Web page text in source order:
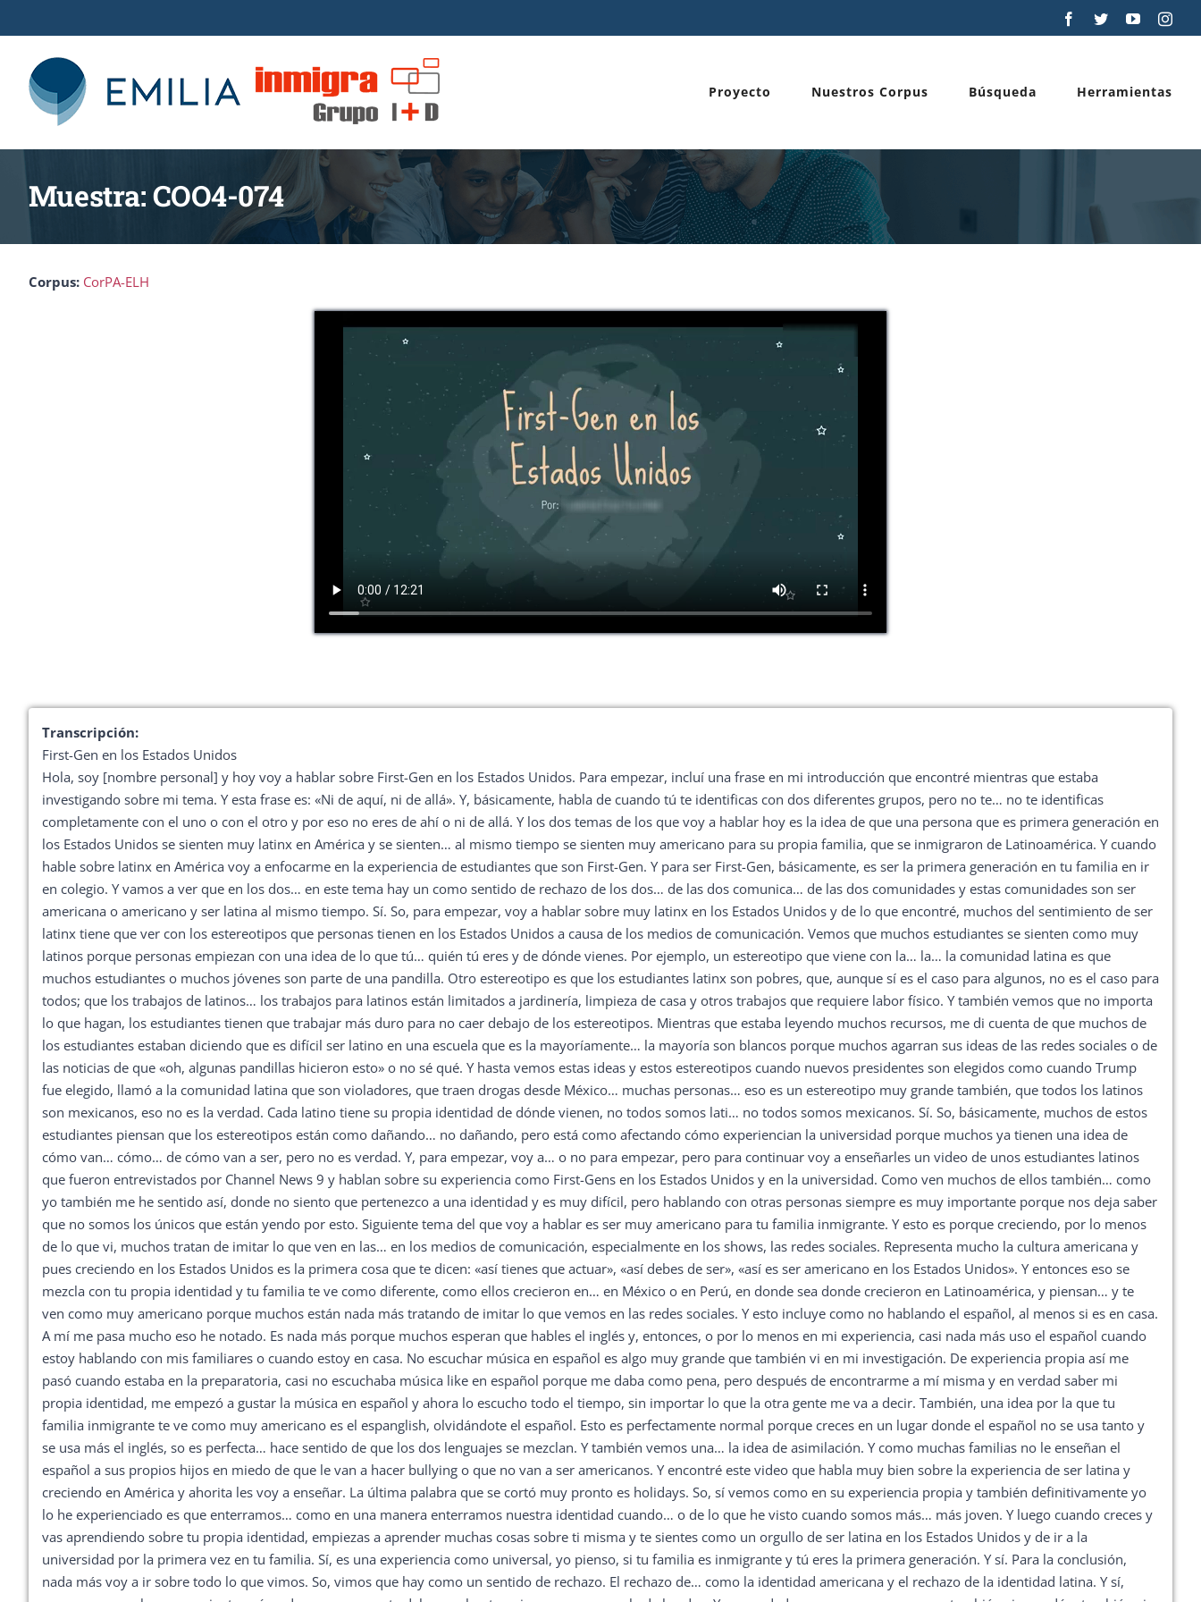
al
contenido
Facebook
TwitterYouTube
Proyecto Nuestros Corpus Búsqueda Herramientas
Muestra: COO4-074
Corpus: CorPA-ELH
Transcripción:
First-Gen en los Estados Unidos
Hola, soy [nombre personal] y hoy voy a hablar sobre First-Gen en los Estados Unidos. Para empezar, incluí una frase en mi introducción que encontré mientras que estaba
investigando sobre mi tema. Y esta frase es: «Ni de aquí, ni de allá». Y, básicamente, habla de cuando tú te identificas con dos diferentes grupos, pero no te… no te identificas
completamente con el uno o con el otro y por eso no eres de ahí o ni de allá. Y los dos temas de los que voy a hablar hoy es la idea de que una persona que es primera generación en
los Estados Unidos se sienten muy latinx en América y se sienten… al mismo tiempo se sienten muy americano para su propia familia, que se inmigraron de Latinoamérica. Y cuando
hable sobre latinx en América voy a enfocarme en la experiencia de estudiantes que son First-Gen. Y para ser First-Gen, básicamente, es ser la primera generación en tu familia en ir
en colegio. Y vamos a ver que en los dos… en este tema hay un como sentido de rechazo de los dos… de las dos comunica… de las dos comunidades y estas comunidades son ser
americana o americano y ser latina al mismo tiempo. Sí. So, para empezar, voy a hablar sobre muy latinx en los Estados Unidos y de lo que encontré, muchos del sentimiento de ser
latinx tiene que ver con los estereotipos que personas tienen en los Estados Unidos a causa de los medios de comunicación. Vemos que muchos estudiantes se sienten como muy
latinos porque personas empiezan con una idea de lo que tú… quién tú eres y de dónde vienes. Por ejemplo, un estereotipo que viene con la… la… la comunidad latina es que
muchos estudiantes o muchos jóvenes son parte de una pandilla. Otro estereotipo es que los estudiantes latinx son pobres, que, aunque sí es el caso para algunos, no es el caso para
todos; que los trabajos de latinos… los trabajos para latinos están limitados a jardinería, limpieza de casa y otros trabajos que requiere labor físico. Y también vemos que no importa
lo que hagan, los estudiantes tienen que trabajar más duro para no caer debajo de los estereotipos. Mientras que estaba leyendo muchos recursos, me di cuenta de que muchos de
los estudiantes estaban diciendo que es difícil ser latino en una escuela que es la mayoríamente… la mayoría son blancos porque muchos agarran sus ideas de las redes sociales o de
las noticias de que «oh, algunas pandillas hicieron esto» o no sé qué. Y hasta vemos estas ideas y estos estereotipos cuando nuevos presidentes son elegidos como cuando Trump
fue elegido, llamó a la comunidad latina que son violadores, que traen drogas desde México… muchas personas… eso es un estereotipo muy grande también, que todos los latinos
son mexicanos, eso no es la verdad. Cada latino tiene su propia identidad de dónde vienen, no todos somos lati… no todos somos mexicanos. Sí. So, básicamente, muchos de estos
estudiantes piensan que los estereotipos están como dañando… no dañando, pero está como afectando cómo experiencian la universidad porque muchos ya tienen una idea de
cómo van… cómo… de cómo van a ser, pero no es verdad. Y, para empezar, voy a… o no para empezar, pero para continuar voy a enseñarles un video de unos estudiantes latinos
que fueron entrevistados por Channel News 9 y hablan sobre su experiencia como First-Gens en los Estados Unidos y en la universidad. Como ven muchos de ellos también… como
yo también me he sentido así, donde no siento que pertenezco a una identidad y es muy difícil, pero hablando con otras personas siempre es muy importante porque nos deja saber
que no somos los únicos que están yendo por esto. Siguiente tema del que voy a hablar es ser muy americano para tu familia inmigrante. Y esto es porque creciendo, por lo menos
de lo que vi, muchos tratan de imitar lo que ven en las… en los medios de comunicación, especialmente en los shows, las redes sociales. Representa mucho la cultura americana y
pues creciendo en los Estados Unidos es la primera cosa que te dicen: «así tienes que actuar», «así debes de ser», «así es ser americano en los Estados Unidos». Y entonces eso se
mezcla con tu propia identidad y tu familia te ve como diferente, como ellos crecieron en… en México o en Perú, en donde sea donde crecieron en Latinoamérica, y piensan… y te
ven como muy americano porque muchos están nada más tratando de imitar lo que vemos en las redes sociales. Y esto incluye como no hablando el español, al menos si es en casa.
A mí me pasa mucho eso he notado. Es nada más porque muchos esperan que hables el inglés y, entonces, o por lo menos en mi experiencia, casi nada más uso el español cuando
estoy hablando con mis familiares o cuando estoy en casa. No escuchar música en español es algo muy grande que también vi en mi investigación. De experiencia propia así me
pasó cuando estaba en la preparatoria, casi no escuchaba música like en español porque me daba como pena, pero después de encontrarme a mí misma y en verdad saber mi
propia identidad, me empezó a gustar la música en español y ahora lo escucho todo el tiempo, sin importar lo que la otra gente me va a decir. También, una idea por la que tu
familia inmigrante te ve como muy americano es el espanglish, olvidándote el español. Esto es perfectamente normal porque creces en un lugar donde el español no se usa tanto y
se usa más el inglés, so es perfecta… hace sentido de que los dos lenguajes se mezclan. Y también vemos una… la idea de asimilación. Y como muchas familias no le enseñan el
español a sus propios hijos en miedo de que le van a hacer bullying o que no van a ser americanos. Y encontré este video que habla muy bien sobre la experiencia de ser latina y
creciendo en América y ahorita les voy a enseñar. La última palabra que se cortó muy pronto es holidays. So, sí vemos como en su experiencia propia y también definitivamente yo
lo he experienciado es que enterramos… como en una manera enterramos nuestra identidad cuando… o de lo que he visto cuando somos más… más joven. Y luego cuando creces y
vas aprendiendo sobre tu propia identidad, empiezas a aprender muchas cosas sobre ti misma y te sientes como un orgullo de ser latina en los Estados Unidos y de ir a la
universidad por la primera vez en tu familia. Sí, es una experiencia como universal, yo pienso, si tu familia es inmigrante y tú eres la primera generación. Y sí. Para la conclusión,
nada más voy a ir sobre todo lo que vimos. So, vimos que hay como un sentido de rechazo. El rechazo de… como la identidad americana y el rechazo de la identidad latina. Y sí,